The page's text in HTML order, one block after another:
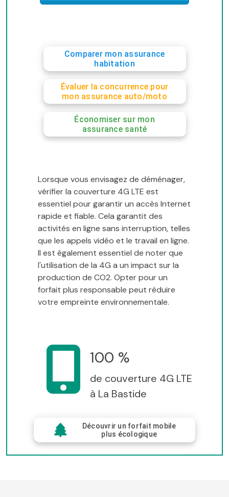
Comparer mon assurance
habitation
Évaluer la concurrence pour
mon assurance auto/moto
Économiser sur mon
assurance santé
Lorsque vous envisagez de déménager,
vérifier la couverture 4G LTE est
essentiel pour garantir un accès Internet
rapide et fiable. Cela garantit des
activités en ligne sans interruption, telles
que les appels vidéo et le travail en ligne.
Il est également essentiel de noter que
l'utilisation de la 4G a un impact sur la
production de CO2. Opter pour un
forfait plus responsable peut réduire
votre empreinte environnementale.
100 %
de couverture 4G LTE
à La Bastide
Découvrir un forfait mobile
plus écologique